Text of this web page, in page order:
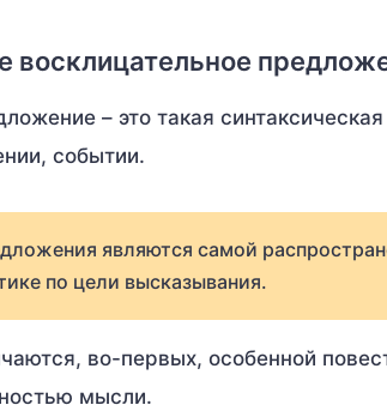
восклицательное
– это такая
событии.
являются самой
по цели высказывания.
во-первых, особенной
мысли.